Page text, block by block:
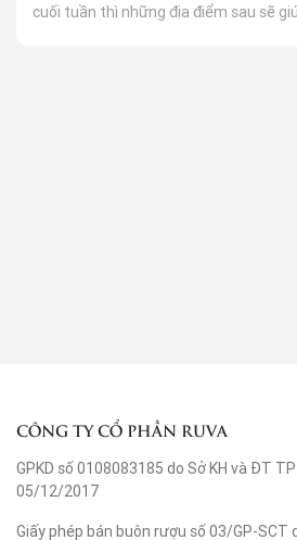
cuối tuần thì những địa điểm sau sẽ
CÔNG TY CỔ PHẦN RUVA
GPKD số 0108083185 do Sở KH và ĐT
05/12/2017
Giấy phép bán buôn rượu số 03/GP-SCT